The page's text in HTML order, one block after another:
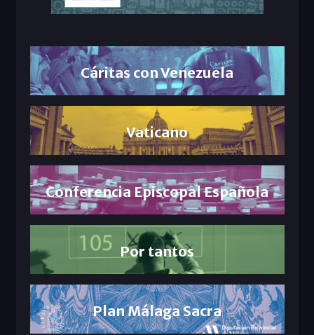
Cáritas con Venezuela
Vaticano
Conferencia Episcopal Española
Por tantos
Plan Málaga Sacra